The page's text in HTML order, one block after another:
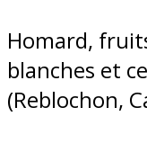
Homard,
blanches et
(Reblochon,